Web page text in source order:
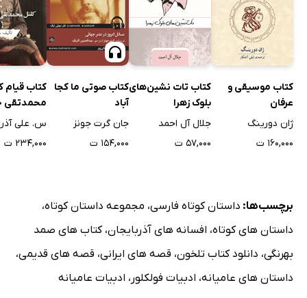
کتاب موسیقی و
عرفان
ژان دورینگ
۱۶۰,۰۰۰ ت
کتاب تات نشین‌های
بلوک زهرا
جلال آل احمد
۵۷,۰۰۰ ت
کتاب صوتی ما کجا
آباد
جان گرت جونز
۱۵۴,۰۰۰ ت
کتاب قیام
محمدتقی
پسیان در
س. علی
۲۳۴,۰۰۰ ت
برچسب‌ها: داستان کوتاه فارسی، مجموعه داستان کوتاه،
داستان های کوتاه، افسانه های آذربایجان،کتاب های صمد
بهرنگی، دانلود کتاب تلخون، قصه های ایرانی، قصه های قدیمی،
داستان های عامیانه، ادبیات فولکلور ، ادبیات عامیانه